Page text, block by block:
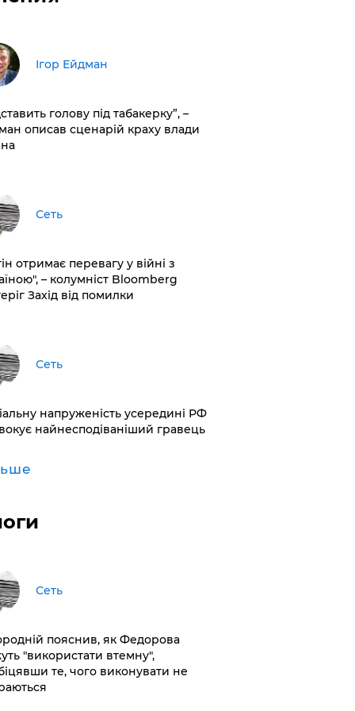
Ігор Ейдман
голову під табакерку”, –
описав сценарій краху влади
Сеть
отримає перевагу у війні з
– колумніст Bloomberg
Захід від помилки
Сеть
напруженість усередині РФ
найнесподіваніший гравець
Сеть
пояснив, як Федорова
"використати втемну",
те, чого виконувати не